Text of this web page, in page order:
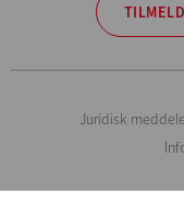
Juridisk
Vejledende oplysninger.